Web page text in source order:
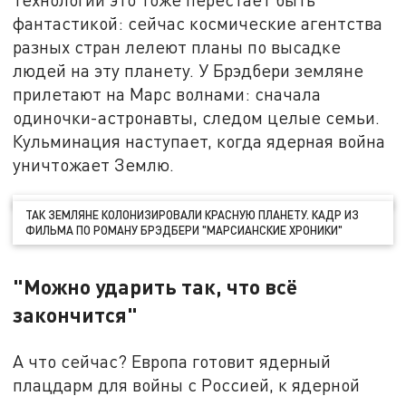
фантастикой: сейчас космические агентства
разных стран лелеют планы по высадке
людей на эту планету. У Брэдбери земляне
прилетают на Марс волнами: сначала
одиночки-астронавты, следом целые семьи.
Кульминация наступает, когда ядерная война
уничтожает Землю.
ТАК ЗЕМЛЯНЕ КОЛОНИЗИРОВАЛИ КРАСНУЮ ПЛАНЕТУ. КАДР ИЗ
ФИЛЬМА ПО РОМАНУ БРЭДБЕРИ "МАРСИАНСКИЕ ХРОНИКИ"
"Можно ударить так, что всё
закончится"
А что сейчас? Европа готовит ядерный
плацдарм для войны с Россией, к ядерной